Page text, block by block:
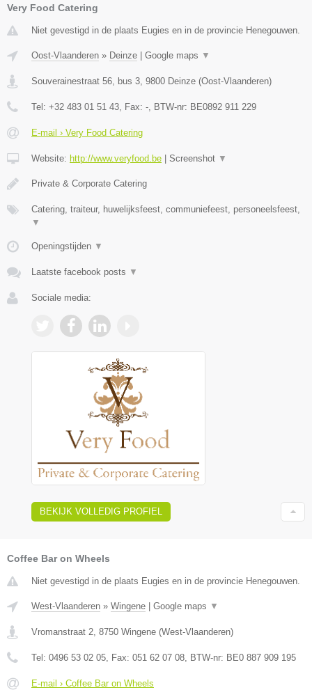
Very Food Catering
Niet gevestigd in de plaats Eugies en in de provincie Henegouwen.
Oost-Vlaanderen » Deinze Google maps ▼
Souverainestraat 56, bus 3, 9800 Deinze (Oost-Vlaanderen)
Tel: +32 483 01 51 43, Fax: -, BTW-nr: BE0892 911 229
E-mail › Very Food Catering
Website: http://www.veryfood.be Screenshot ▼
Private & Corporate Catering
Catering, traiteur, huwelijksfeest, communiefeest, personeelsfeest,
▼
Openingstijden ▼
Laatste facebook posts ▼
Sociale media:
BEKIJK VOLLEDIG PROFIEL
Coffee Bar on Wheels
Niet gevestigd in de plaats Eugies en in de provincie Henegouwen.
West-Vlaanderen » Wingene | Google maps ▼
Vromanstraat 2 8750 Wingene (West-Vlaanderen)
Tel: 0496 53 02 05 , Fax: 051 62 07 08 , BTW-nr: BE0 887 909 195
E-mail › Coffee Bar on Wheels